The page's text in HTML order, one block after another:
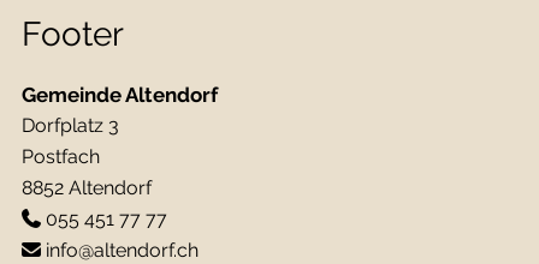
Footer
Gemeinde Altendorf
Dorfplatz 3
Postfach
8852 Altendorf
055 451 77 77
info@altendorf.ch